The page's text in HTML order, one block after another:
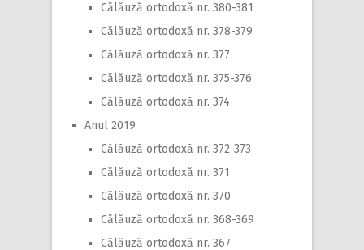
Călăuză ortodoxă nr. 380-381
Călăuză ortodoxă nr. 378-379
Călăuză ortodoxă nr. 377
Călăuză ortodoxă nr. 375-376
Călăuză ortodoxă nr. 374
Anul 2019
Călăuză ortodoxă nr. 372-373
Călăuză ortodoxă nr. 371
Călăuză ortodoxă nr. 370
Călăuză ortodoxă nr. 368-369
Călăuză ortodoxă nr. 367